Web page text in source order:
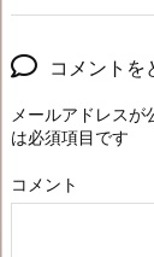
コメントを
メールアドレスが
は必須項目です
コメント